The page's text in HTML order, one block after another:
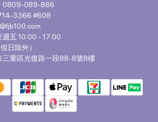
0809-089-886
3366 #608
五 10:00 - 17:00
外）
三重區光復路一段88-8號8樓